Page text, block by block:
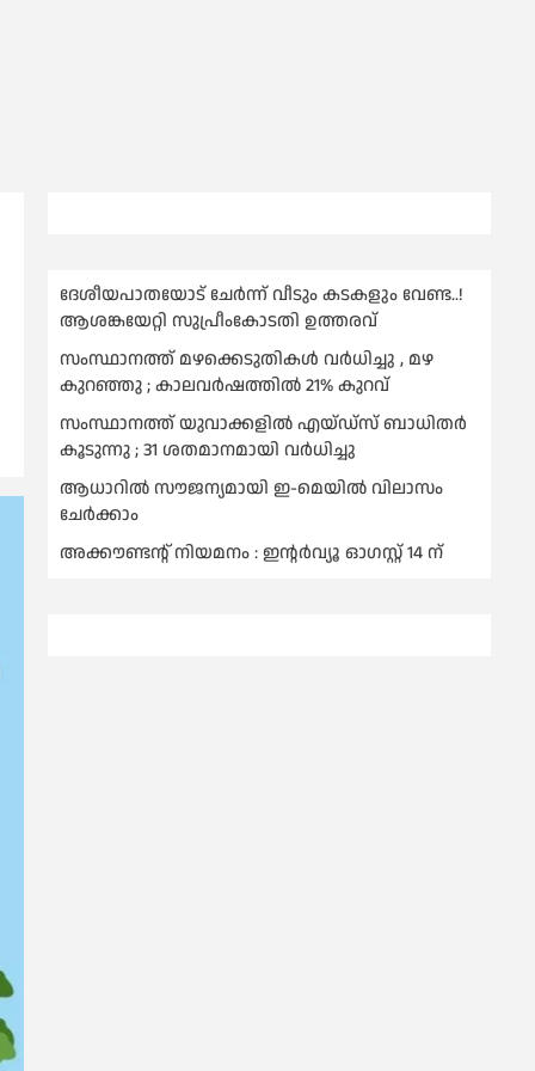
ദേശീയപാതയോട് ചേര്‍ന്ന് വീടും കടകളും വേണ്ട..!
ആശങ്കയേറ്റി സുപ്രീംകോടതി ഉത്തരവ്
സംസ്ഥാനത്ത് മഴക്കെടുതികള്‍ വര്‍ധിച്ചു , മഴ
കുറഞ്ഞു ; കാലവര്‍ഷത്തില്‍ 21% കുറവ്
സംസ്ഥാനത്ത് യുവാക്കളില്‍ എയ്ഡ്സ് ബാധിതര്‍
കൂടുന്നു ; 31 ശതമാനമായി വർധിച്ചു
ആധാറിൽ സൗജന്യമായി ഇ-മെയിൽ വിലാസം
ചേർക്കാം
അക്കൗണ്ടന്റ് നിയമനം : ഇൻ്റർവ്യൂ ഓഗസ്റ്റ് 14 ന്